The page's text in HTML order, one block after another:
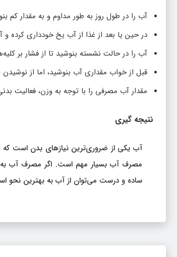
آب را در طول روز به طور مداوم و به مقدار کم
در حین یا بعد از غذا از آب یخ خودداری کرده
آب را در حالت نشسته بنوشید تا از فشار بر
قبل از خواب مقداری آب بنوشید، اما از
مقدار آب مصرفی را با توجه به وزن، فعالیت
نتیجه‌ گیری
آب یکی از ضروری‌ترین نیازهای بدن است که
مصرف آب بسیار مهم است. اگر مصرف آب به
ساده و درست می‌توان از آب به بهترین نحو